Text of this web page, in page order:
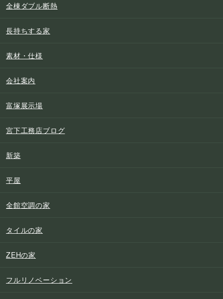
全棟ダブル断熱
長持ちする家
素材・仕様
会社案内
富塚展示場
宮下工務店ブログ
新築
平屋
全館空調の家
タイルの家
ZEHの家
フルリノベーション